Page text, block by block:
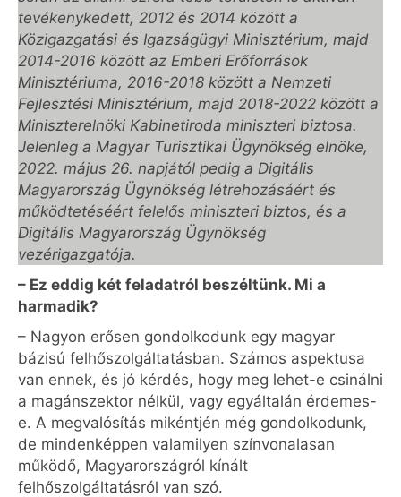
tevékenykedett, 2012 és 2014 között a
Közigazgatási és Igazságügyi Minisztérium, majd
2014-2016 között az Emberi Erőforrások
Minisztériuma, 2016-2018 között a Nemzeti
Fejlesztési Minisztérium, majd 2018-2022 között a
Miniszterelnöki Kabinetiroda miniszteri biztosa.
Jelenleg a Magyar Turisztikai Ügynökség elnöke,
2022. május 26. napjától pedig a Digitális
Magyarország Ügynökség létrehozásáért és
működtetéséért felelős miniszteri biztos, és a
Digitális Magyarország Ügynökség
vezérigazgatója.
– Ez eddig két feladatról beszéltünk. Mi a
harmadik?
– Nagyon erősen gondolkodunk egy magyar
bázisú felhőszolgáltatásban. Számos aspektusa
van ennek, és jó kérdés, hogy meg lehet-e csinálni
a magánszektor nélkül, vagy egyáltalán érdemes-
e. A megvalósítás mikéntjén még gondolkodunk,
de mindenképpen valamilyen színvonalasan
működő, Magyarországról kínált
felhőszolgáltatásról van szó.